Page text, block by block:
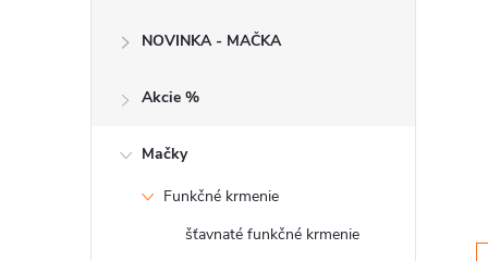
NOVINKA - MAČKA
Akcie %
Mačky
Funkčné krmenie
šťavnaté funkčné krmenie